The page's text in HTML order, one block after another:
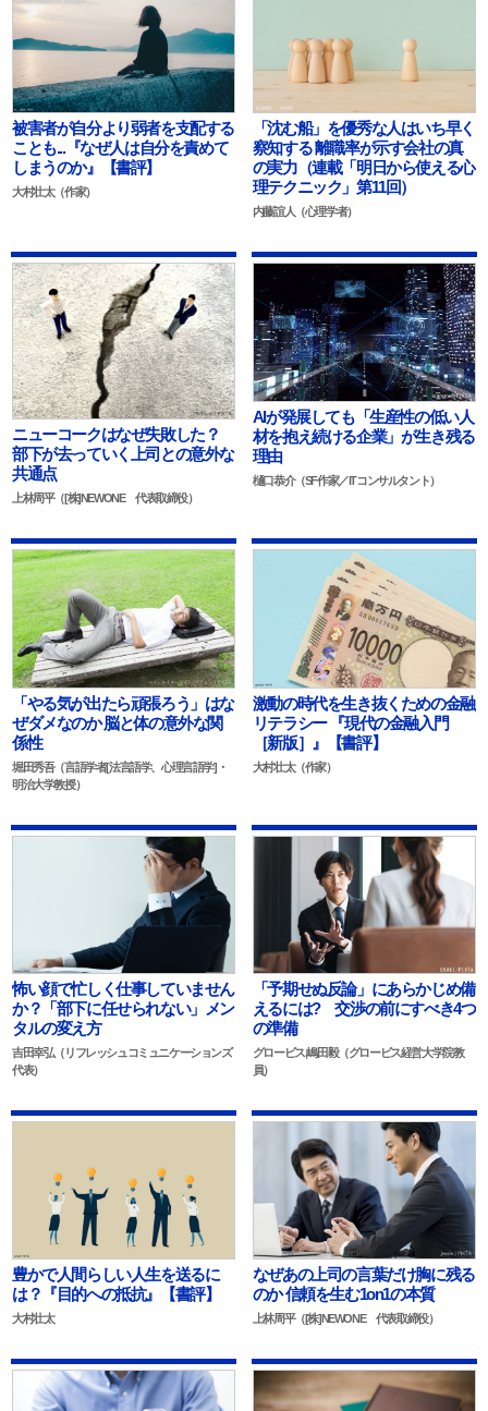
被害者が自分より弱者を支配する
ことも...『なぜ人は自分を責めて
しまうのか』【書評】
大村壮太（作家）
「沈む船」を優秀な人はいち早く
察知する 離職率が示す会社の真
の実力（連載「明日から使える心
理テクニック」第11回）
内藤誼人（心理学者）
ニューコークはなぜ失敗した？
部下が去っていく上司との意外な
共通点
上林周平（[株]NEWONE 代表取締役）
AIが発展しても「生産性の低い人
材を抱え続ける企業」が生き残る
理由
樋口恭介（SF作家／ITコンサルタント）
「やる気が出たら頑張ろう」はな
ぜダメなのか 脳と体の意外な関
係性
堀田秀吾（言語学者[法言語学、心理言語学]・
明治大学教授）
激動の時代を生き抜くための金融
リテラシー 『現代の金融入門
［新版］』【書評】
大村壮太（作家）
怖い顔で忙しく仕事していません
か？「部下に任せられない」メン
タルの変え方
吉田幸弘（リフレッシュコミュニケーションズ
代表）
「予期せぬ反論」にあらかじめ備
えるには? 交渉の前にすべき4つ
の準備
グロービス,嶋田毅（グロービス経営大学院教
員）
豊かで人間らしい人生を送るに
は？『目的への抵抗』【書評】
大村壮太
なぜあの上司の言葉だけ胸に残る
のか 信頼を生む1on1の本質
上林周平（[株]NEWONE 代表取締役）